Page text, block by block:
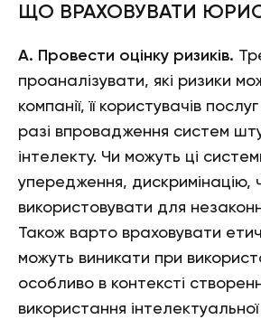
ЩО ВРАХОВУВАТИ
А. Провести оцінку ризиків.
проаналізувати, які ризики
компанії, її користувачів
разі впровадження систем
інтелекту. Чи можуть ці
упередження, дискримінацію,
використовувати для
Також варто враховувати
можуть виникати при
особливо в контексті
використання